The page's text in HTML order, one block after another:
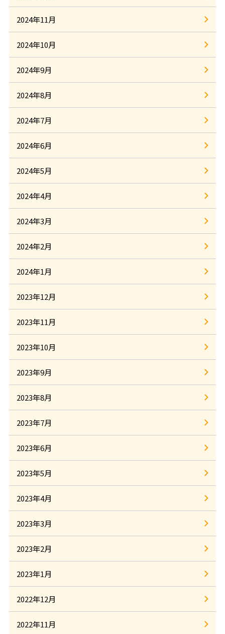
2024年11月
2024年10月
2024年9月
2024年8月
2024年7月
2024年6月
2024年5月
2024年4月
2024年3月
2024年2月
2024年1月
2023年12月
2023年11月
2023年10月
2023年9月
2023年8月
2023年7月
2023年6月
2023年5月
2023年4月
2023年3月
2023年2月
2023年1月
2022年12月
2022年11月